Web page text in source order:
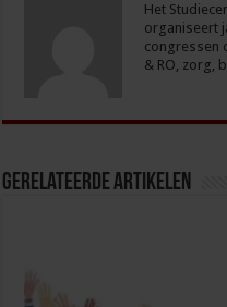
Het
organiseert
congressen
& RO, zorg,
Gerelateerde Artikelen